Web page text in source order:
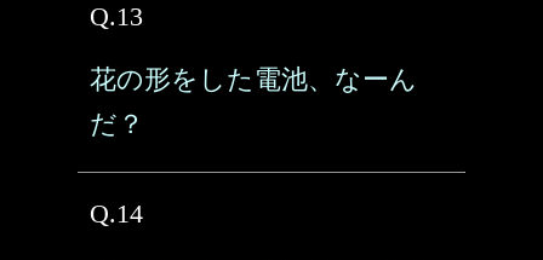
Q.13
花の形をした電池、なーん
だ？
Q.14